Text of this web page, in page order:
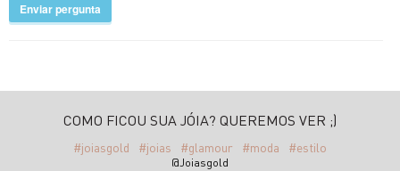
Enviar pergunta
COMO FICOU SUA JÓIA? QUEREMOS VER ;)
#joiasgold #joias #glamour #moda #estilo
@Joiasgold